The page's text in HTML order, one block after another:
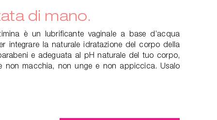
di mano.
è un lubrificante vaginale a base d’acqua
integrare la naturale idratazione del corpo della
e adeguata al pH naturale del tuo corpo,
non macchia, non unge e non appiccica. Usalo